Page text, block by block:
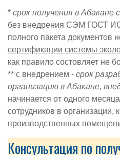
* срок получения в
без внедрения СЭМ ГОСТ
полного пакета документов
сертификации системы
как правило состовляет не
** с внедрением - срок
организацию в Абакане,
начинается от одного
сотрудников в организации,
производственных
Консультация по